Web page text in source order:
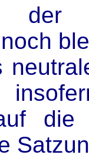
der
die